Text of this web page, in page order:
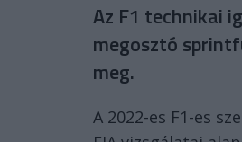
Az F1 technikai
megosztó
meg.
A 2022-es F1-es